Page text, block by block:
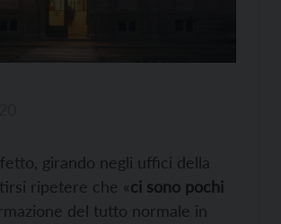
girando negli uffici della
ripetere che «ci sono pochi
del tutto normale in